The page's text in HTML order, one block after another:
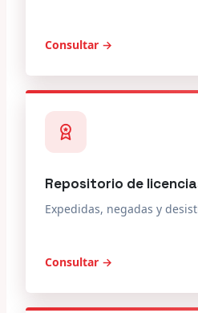
Consultar →
Repositorio de
Expedidas, negadas y
Consultar →